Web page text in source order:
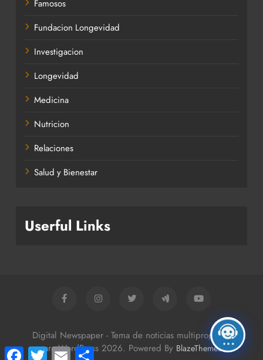
Famosos
Fundacion Longevidad
Investigacion
Longevidad
Medicina
Nutricion
Relaciones
Salud y Bienestar
Userful Links
Digital Newspaper - Tema de noticias multipropósito
para WordPress 2026. Powered By BlazeThemes.
Facebook
TwitterEmailCompartir